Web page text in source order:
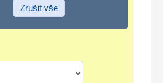
Zrušit vše